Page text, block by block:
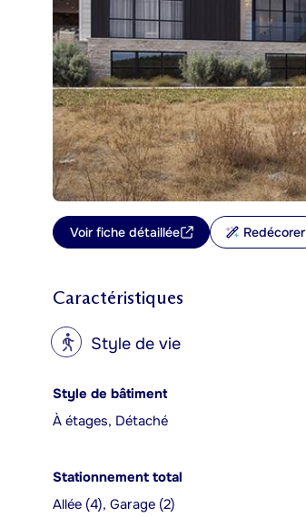
Voir fiche détaillée Redécorer
Caractéristiques
? Style de vie
Style de bâtiment
À étages, Détaché
Stationnement total
Allée (4), Garage (2)